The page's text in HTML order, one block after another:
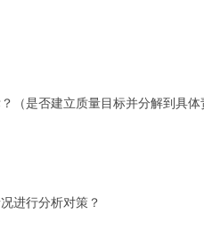
（是否建立质量目标并分解到具
进行分析对策？